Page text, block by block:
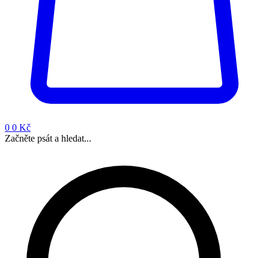
0 0 Kč
Začněte psát a hledat...